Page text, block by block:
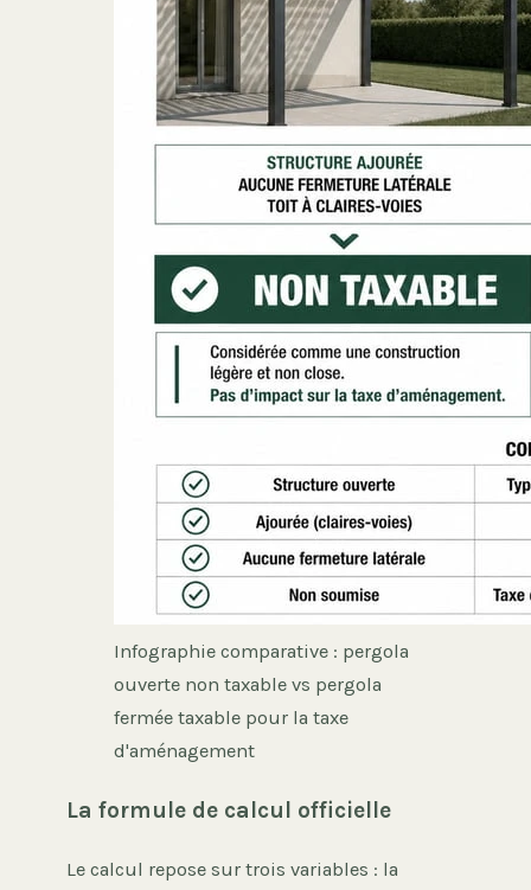
Infographie comparative : pergola
ouverte non taxable vs pergola
fermée taxable pour la taxe
d'aménagement
La formule de calcul officielle
Le calcul repose sur trois variables : la